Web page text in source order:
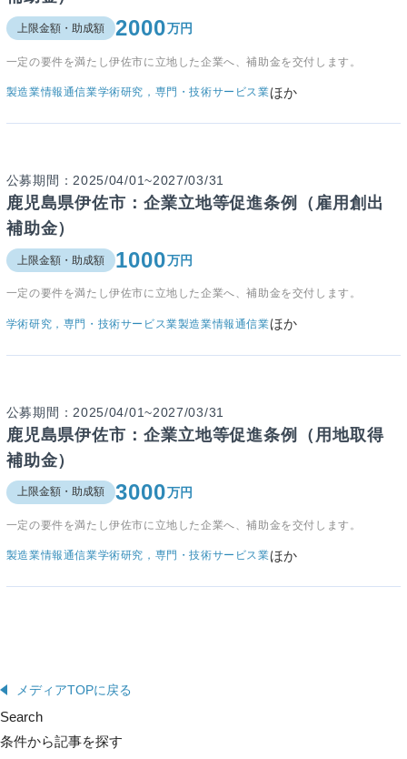
上限金額・助成額 2000万円
一定の要件を満たし伊佐市に立地した企業へ、補助金を交付します。
製造業情報通信業学術研究，専門・技術サービス業ほか
公募期間：2025/04/01~2027/03/31
鹿児島県伊佐市：企業立地等促進条例（雇用創出
補助金）
上限金額・助成額 1000万円
一定の要件を満たし伊佐市に立地した企業へ、補助金を交付します。
学術研究，専門・技術サービス業製造業情報通信業ほか
公募期間：2025/04/01~2027/03/31
鹿児島県伊佐市：企業立地等促進条例（用地取得
補助金）
上限金額・助成額 3000万円
一定の要件を満たし伊佐市に立地した企業へ、補助金を交付します。
製造業情報通信業学術研究，専門・技術サービス業ほか
メディアTOPに戻る
Search
条件から記事を探す